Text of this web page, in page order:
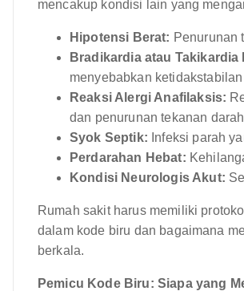
mencakup kondisi lain yang
Hipotensi Berat: Penurunan
Bradikardia atau Takikardia
menyebabkan
Reaksi Alergi Anafilaksis:
dan penurunan tekanan
Syok Septik: Infeksi parah
Perdarahan Hebat:
Kondisi Neurologis Akut:
Rumah sakit harus memiliki
dalam kode biru dan bagaimana
berkala.
Pemicu Kode Biru: Siapa yang